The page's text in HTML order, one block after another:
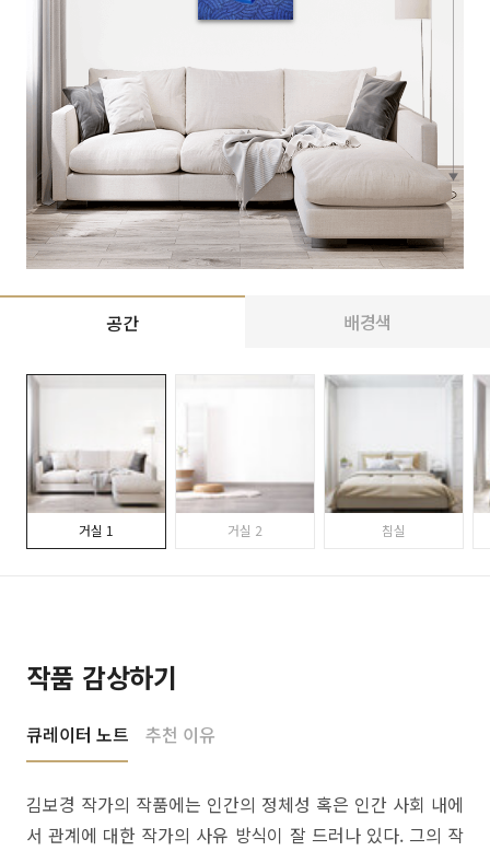
공간 배경색
거실 1 거실 2 침실
작품 감상하기
큐레이터 노트 추천 이유
김보경 작가의 작품에는 인간의 정체성 혹은 인간 사회 내에
서 관계에 대한 작가의 사유 방식이 잘 드러나 있다. 그의 작